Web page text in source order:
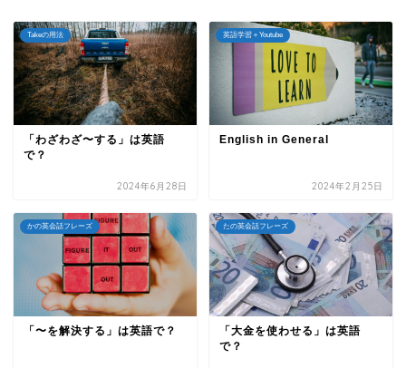
Takeの用法
「わざわざ〜する」は英語
で？
2024年6月28日
英語学習＋Youtube
English in General
2024年2月25日
かの英会話フレーズ
「〜を解決する」は英語で？
たの英会話フレーズ
「大金を使わせる」は英語
で？